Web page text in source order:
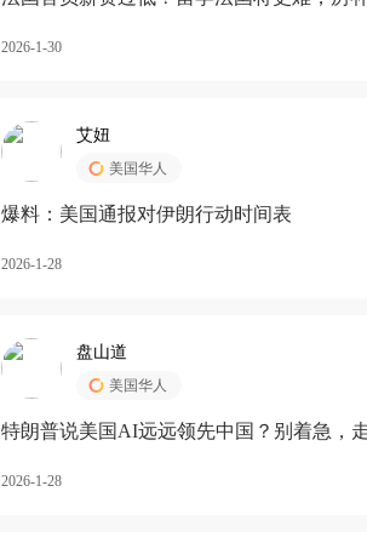
2026-1-30
艾妞
美国华人
爆料：美国通报对伊朗行动时间表
2026-1-28
盘山道
美国华人
特朗普说美国AI远远领先中国？别着急，
2026-1-28